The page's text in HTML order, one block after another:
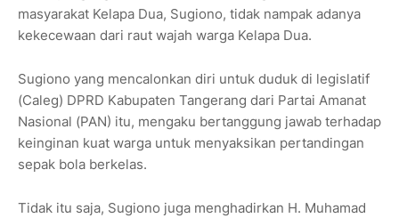
masyarakat Kelapa Dua, Sugiono, tidak nampak adanya
kekecewaan dari raut wajah warga Kelapa Dua.
Sugiono yang mencalonkan diri untuk duduk di legislatif
(Caleg) DPRD Kabupaten Tangerang dari Partai Amanat
Nasional (PAN) itu, mengaku bertanggung jawab terhadap
keinginan kuat warga untuk menyaksikan pertandingan
sepak bola berkelas.
Tidak itu saja, Sugiono juga menghadirkan H. Muhamad